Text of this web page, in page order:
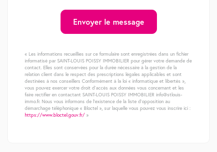
Envoyer le message
« Les informations recueillies sur ce formulaire sont enregistrées dans un fichier
informatisé par SAINT-LOUIS POISSY IMMOBILIER pour gérer votre demande de
contact. Elles sont conservées pour la durée nécessaire à la gestion de la
relation client dans le respect des prescriptions légales applicables et sont
destinées à nos conseillers Conformément à la loi « informatique et libertés »,
vous pouvez exercer votre droit d'accès aux données vous concernant et les
faire rectifier en contactant SAINT-LOUIS POISSY IMMOBILIER info@stlouis-
immo.fr. Nous vous informons de l'existence de la liste d'opposition au
démarchage téléphonique « Bloctel », sur laquelle vous pouvez vous inscrire ici :
https://www.bloctel.gouv.fr/ »